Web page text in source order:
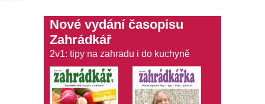
Nové vydání časopisu
Zahrádkář
2v1: tipy na zahradu i do kuchyně